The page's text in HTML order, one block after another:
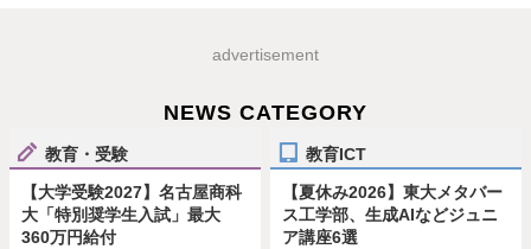
advertisement
NEWS CATEGORY
教育・受験
【大学受験2027】名古屋商科
大「特別奨学生入試」最大
360万円給付
教育ICT
【夏休み2026】東大メタバー
ス工学部、生成AIなどジュニ
ア講座6選